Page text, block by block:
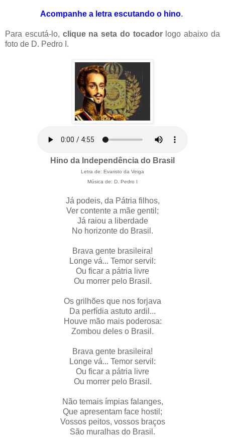
Acompanhe a letra escutando o hino.
Para escutá-lo, clique na seta do tocadorlogo abaixo da
foto de D. Pedro I.
Hino da Independência do Brasil
Letra de: Evaristo da Veiga
Música de: D. Pedro I
Já podeis, da Pátria filhos,
Ver contente a mãe gentil;
Já raiou a liberdade
No horizonte do Brasil.
Brava gente brasileira!
Longe vá... Temor servil:
Ou ficar a pátria livre
Ou morrer pelo Brasil.
Os grilhões que nos forjava
Da perfídia astuto ardil...
Houve mão mais poderosa:
Zombou deles o Brasil.
Brava gente brasileira!
Longe vá... Temor servil:
Ou ficar a pátria livre
Ou morrer pelo Brasil.
Não temais ímpias falanges,
Que apresentam face hostil;
Vossos peitos, vossos braços
São muralhas do Brasil.